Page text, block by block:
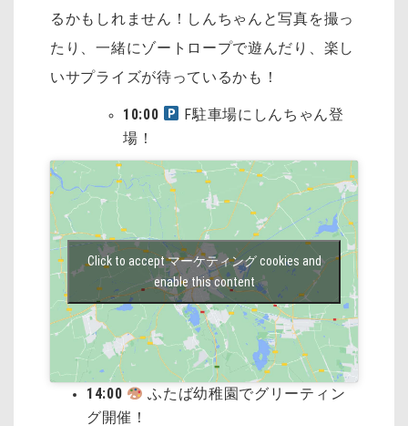
るかもしれません！しんちゃんと写真を撮っ
たり、一緒にゾートロープで遊んだり、楽し
いサプライズが待っているかも！
10:00
F駐車場にしんちゃん登
場！
Click to accept マーケティング cookies and
enable this content
14:00
ふたば幼稚園でグリーティン
グ開催！